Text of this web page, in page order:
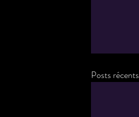
Posts récents